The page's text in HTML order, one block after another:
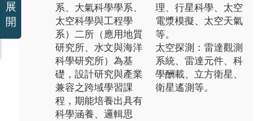
系、大氣科學學系、
太空科學與工程學
系）二所（應用地質
研究所、水文與海洋
科學研究所）為基
礎，設計研究與產業
兼容之跨域學習課
程，期能培養出具有
科學涵養、邏輯思
理、行星科學、太空
電漿模擬、太空天氣
等。
太空探測：雷達觀測
系統、雷達元件、科
學酬載、立方衛星、
衛星遙測等。
展
開